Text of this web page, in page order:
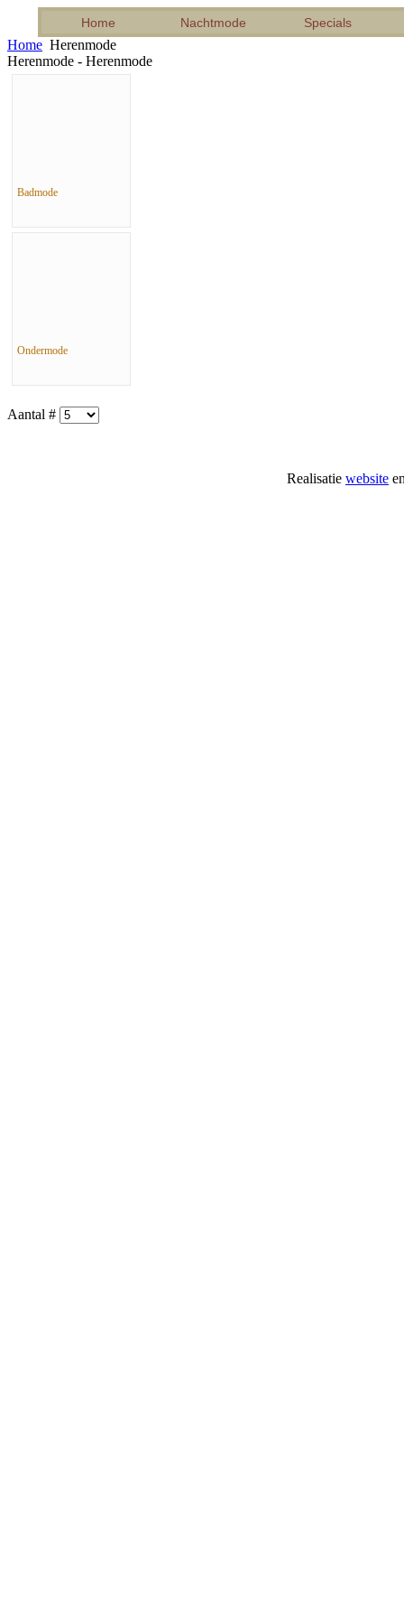
Home Nachtmode Specials
Home Herenmode
Herenmode - Herenmode
Badmode
Ondermode
Aantal #
Realisatie website